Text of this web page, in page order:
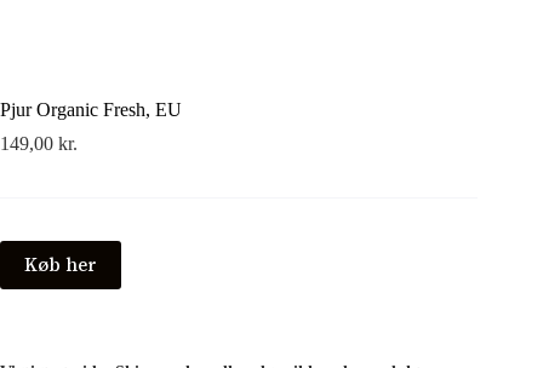
Pjur Organic Fresh, EU
149,00 kr.
Køb her